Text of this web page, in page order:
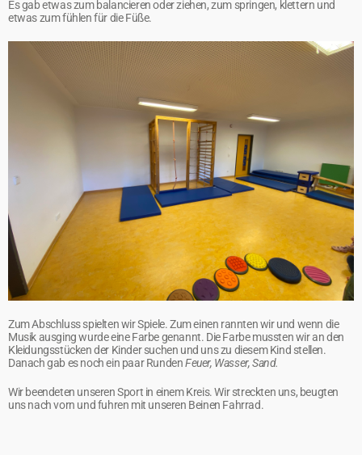
Es gab etwas zum balancieren oder ziehen, zum springen, klettern und
etwas zum fühlen für die Füße.
Zum Abschluss spielten wir Spiele. Zum einen rannten wir und wenn die
Musik ausging wurde eine Farbe genannt. Die Farbe mussten wir an den
Kleidungsstücken der Kinder suchen und uns zu diesem Kind stellen.
Danach gab es noch ein paar RundenFeuer, Wasser, Sand.
Wir beendeten unseren Sport in einem Kreis. Wir streckten uns, beugten
uns nach vorn und fuhren mit unseren Beinen Fahrrad.